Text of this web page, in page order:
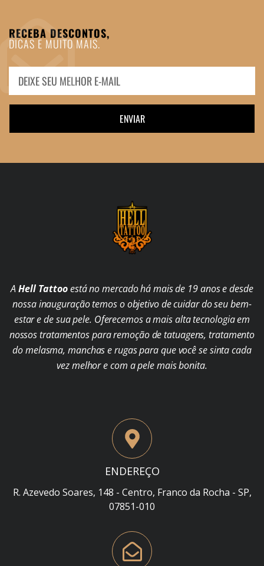
RECEBA DESCONTOS,
DICAS E MUITO MAIS.
ENVIAR
AHell Tattooestá no mercado há mais de 19 anos e desde
nossa inauguração temos o objetivo de cuidar do seu bem-
estar e de sua pele. Oferecemos a mais alta tecnologia em
nossos tratamentos para remoção de tatuagens, tratamento
do melasma, manchas e rugas para que você se sinta cada
vez melhor e com a pele mais bonita.
ENDEREÇO
R. Azevedo Soares, 148 - Centro, Franco da Rocha - SP,
07851-010